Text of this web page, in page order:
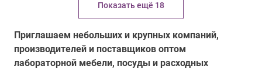
Показать ещё 18
Приглашаем небольших и крупных компаний,
производителей и поставщиков оптом
лабораторной мебели, посуды и расходных